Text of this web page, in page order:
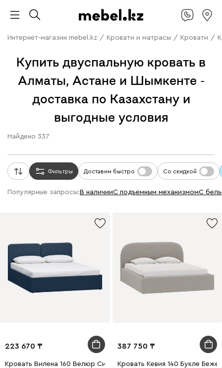
Интернет-магазин mebel.kz / Кровати и матрасы / Кровати /
Купить двуспальную кровать в
Алматы, Астане и Шымкенте -
доставка по Казахстану и
выгодные условия
Найдено 337
Фильтры Доставим быстро Со скидкой
Популярные запросы: В наличии с подъемным механизмом с
223 670
Кровать Вилена 160 Велюр Синий
387 750
Кровать Кевия 140 Букле